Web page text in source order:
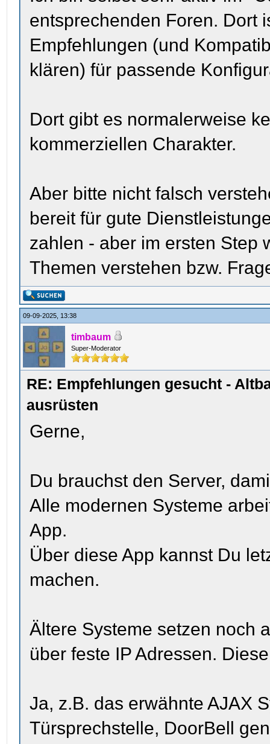
entsprechenden Foren. Dort
Empfehlungen (und
klären) für passende
Dort gibt es normalerweise
kommerziellen Charakter.
Aber bitte nicht falsch
bereit für gute
zahlen - aber im ersten Step
Themen verstehen bzw.
09-09-2025, 13:38
timbaum
Super-Moderator
RE: Empfehlungen gesucht -
ausrüsten
Gerne,
Du brauchst den Server,
Alle modernen Systeme
App.
Über diese App kannst Du
machen.
Ältere Systeme setzen noch
über feste IP Adressen.
Ja, z.B. das erwähnte AJAX
Türsprechstelle, DoorBell